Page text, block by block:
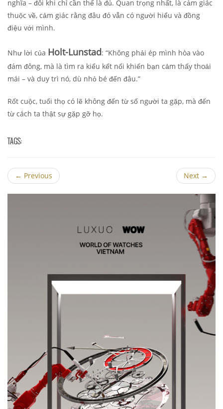
nghĩa – đôi khi chỉ cần thế là đủ. Quan trọng nhất, là cảm giác
thuộc về, cảm giác rằng đâu đó vẫn có người hiểu và đồng
điệu với mình.
Như lời của Holt-Lunstad: “Không phải ép mình hòa vào
đám đông, mà là tìm ra kiểu kết nối khiến bạn cảm thấy thoải
mái – và duy trì nó, dù nhỏ bé đến đâu.”
Rốt cuộc, tuổi thọ có lẽ không đến từ số người ta gặp, mà đến
từ cách ta thật sự gặp gỡ họ.
TAGS:
← Previous Next →